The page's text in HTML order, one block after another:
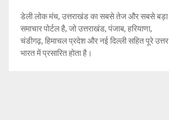
डेली लोक मंच, उत्तराखंड का सबसे तेज और सबसे बड़ा
समाचार पोर्टल है, जो उत्तराखंड, पंजाब, हरियाणा,
चंडीगढ़, हिमाचल प्रदेश और नई दिल्ली सहित पूरे उत्तर
भारत में प्रसारित होता है।